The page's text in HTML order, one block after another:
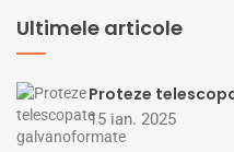
Ultimele articole
Proteze
15 ian. 2025